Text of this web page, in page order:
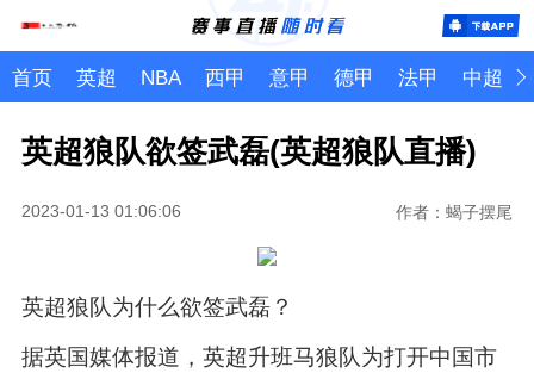
首页 英超 NBA 西甲 意甲 德甲 法甲 中超
英超狼队欲签武磊(英超狼队直播)
2023-01-13 01:06:06 作者：蝎子摆尾
英超狼队为什么欲签武磊？
据英国媒体报道，英超升班马狼队为打开中国市